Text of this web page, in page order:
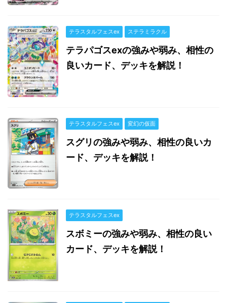
テラスタルフェスex ステラミラクル
テラパゴスexの強みや弱み、相性の
良いカード、デッキを解説！
テラスタルフェスex 変幻の仮面
スグリの強みや弱み、相性の良いカ
ード、デッキを解説！
テラスタルフェスex
スボミーの強みや弱み、相性の良い
カード、デッキを解説！